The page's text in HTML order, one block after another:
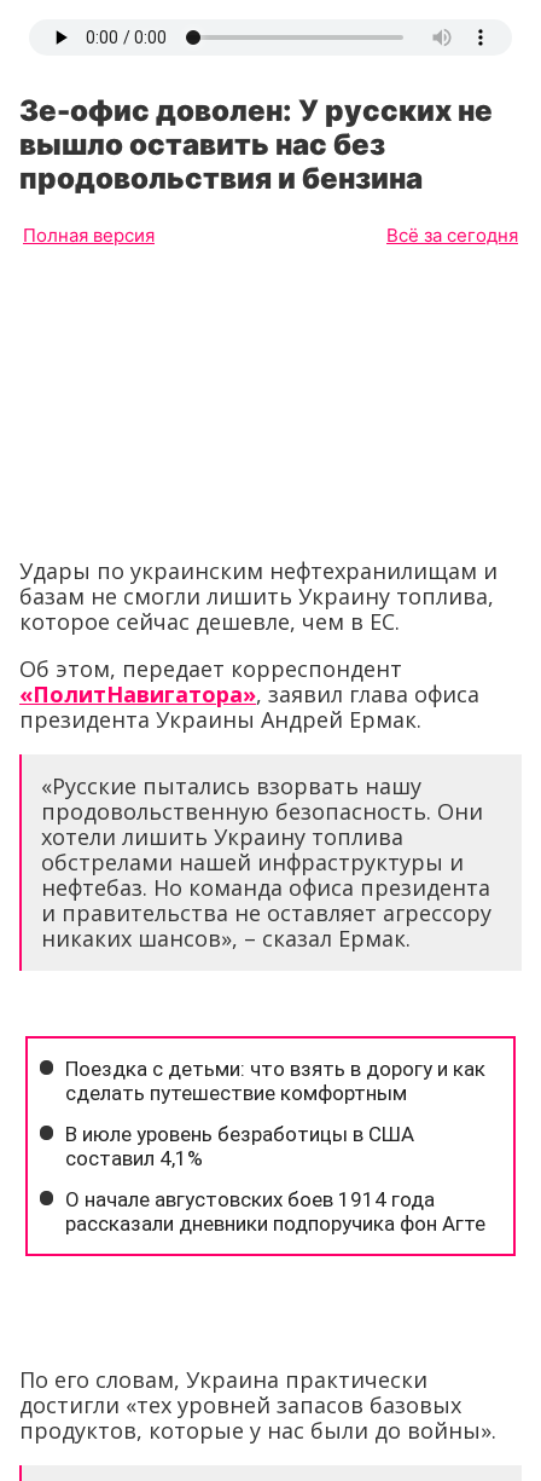
Зе-офис доволен: У русских не
вышло оставить нас без
продовольствия и бензина
Полная версия Всё за сегодня
Удары по украинским нефтехранилищам и
базам не смогли лишить Украину топлива,
которое сейчас дешевле, чем в ЕС.
Об этом, передает корреспондент
«ПолитНавигатора», заявил глава офиса
президента Украины Андрей Ермак.
«Русские пытались взорвать нашу
продовольственную безопасность. Они
хотели лишить Украину топлива
обстрелами нашей инфраструктуры и
нефтебаз. Но команда офиса президента
и правительства не оставляет агрессору
никаких шансов», – сказал Ермак.
По его словам, Украина практически
достигли «тех уровней запасов базовых
продуктов, которые у нас были до войны».